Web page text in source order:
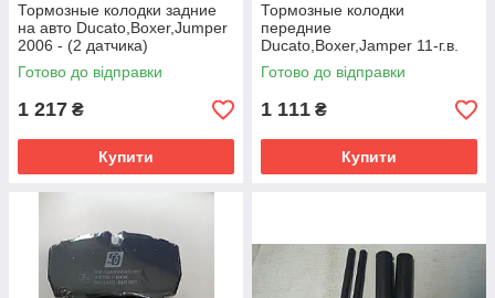
Тормозные колодки задние
на авто Ducato,Boxer,Jumper
2006 - (2 датчика)
Готово до відправки
1 217 ₴
Купити
Тормозные колодки
передние
Ducato,Boxer,Jamper 11-г.в.
Q15
Готово до відправки
1 111 ₴
Купити